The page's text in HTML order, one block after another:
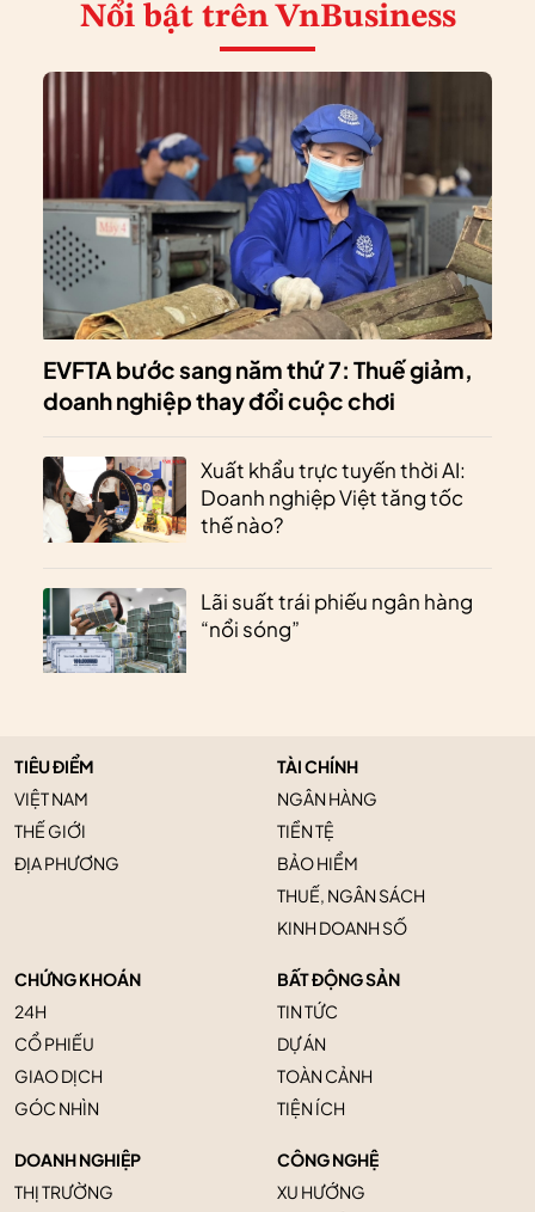
Nổi bật trên VnBusiness
EVFTA bước sang năm thứ 7: Thuế giảm,
doanh nghiệp thay đổi cuộc chơi
Xuất khẩu trực tuyến thời AI:
Doanh nghiệp Việt tăng tốc
thế nào?
Lãi suất trái phiếu ngân hàng
“nổi sóng”
TIÊU ĐIỂM
VIỆT NAM
THẾ GIỚI
ĐỊA PHƯƠNG
TÀI CHÍNH
NGÂN HÀNG
TIỀN TỆ
BẢO HIỂM
THUẾ, NGÂN SÁCH
KINH DOANH SỐ
CHỨNG KHOÁN
24H
CỔ PHIẾU
GIAO DỊCH
GÓC NHÌN
BẤT ĐỘNG SẢN
TIN TỨC
DỰ ÁN
TOÀN CẢNH
TIỆN ÍCH
DOANH NGHIỆP
THỊ TRƯỜNG
CÔNG NGHỆ
XU HƯỚNG